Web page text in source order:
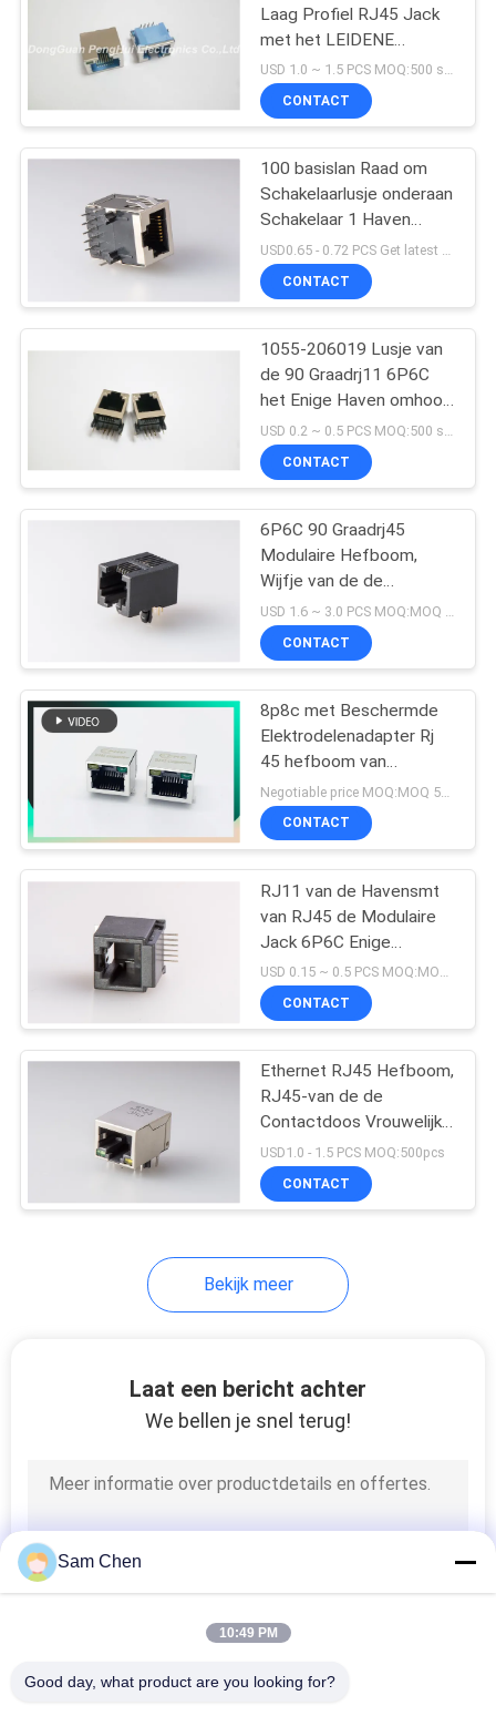
PRIVACY
POLICY
RJ11 RJ45-
Hefboom
21
90 graad rj45
16
SMD RJ45
POE Rj45 Hefboom
10
De Schakelaar van
RJ45 USB
De Vrouwelijke
rj45 vrouwelijke
schakelaar
Laag Profiel RJ45 Jack
met het LEIDENE
Beschermde Blauwe
Huis van LCP
USD 1.0 ~ 1.5 PCS MOQ:500 stuks
CONTACT
100 basislan Raad om
Schakelaarlusje onderaan
Schakelaar 1 Haven
21.1mm in te schepen
USD0.65 - 0.72 PCS Get latest price MOQ:500pcs
CONTACT
1055-206019 Lusje van
de 90 Graadrj11 6P6C
het Enige Haven omhoog
met Beschermd
CONTACT
6P6C 90 Graadrj45
Modulaire Hefboom,
Wijfje van de de
Schakelaar Volledige
Plastic Enige Haven van
RJ45 het Modulaire
CONTACT
8p8c met Beschermde
Elektrodelenadapter Rj
45 hefboom van
Schakelaar de
Elektrische rj
CONTACT
RJ11 van de Havensmt
van RJ45 de Modulaire
Jack 6P6C Enige
Vrouwelijke Schakelaar
en Volledig Plastiek
USD 0.15 ~ 0.5 PCS MOQ:MOQ 500- 5kpcs
CONTACT
Ethernet RJ45 Hefboom,
RJ45-van de de
Contactdoos Vrouwelijke
de Schakelaarkant van
het Schakelaarnetwerk
komt binnen met Geleid
USD1.0 - 1.5 PCS MOQ:500pcs
CONTACT
Bekijk meer
Laat een bericht achter
We bellen je snel terug!
Sam Chen
10:49 PM
Good day, what product are you looking for?